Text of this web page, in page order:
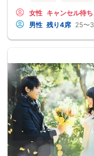
女性 キャンセル待ち
男性 残り4席 25〜